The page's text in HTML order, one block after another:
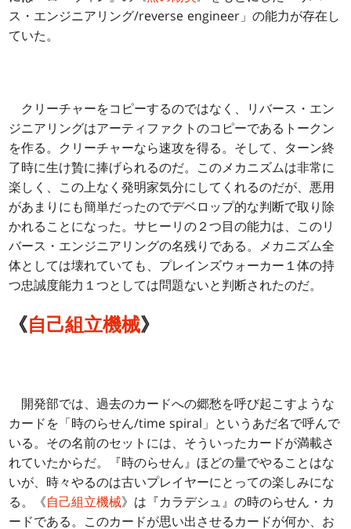
ス・エンジニアリング/reverse engineer」の能力が存在し
ていた。
クリーチャーをコピーするのではなく、リバース・エン
ジニアリングはアーティファクトのコピーであるトークン
を作る。クリーチャーなら速攻を得る。そして、ターン終
了時に生け贄に捧げられるのだ。このメカニズムは非常に
楽しく、この上なく発明家気分にしてくれるのだが、悪用
があまりにも簡単だったのでデベロップ的な判断で取り除
かれることになった。サヒーリの２つ目の能力は、このリ
バース・エンジニアリングの名残りである。メカニズム全
体としては壊れていても、プレインズウォーカー１体の持
つ忠誠度能力１つとしては問題ないと判断されたのだ。
《 自己組立機械》
開発部では、過去のカードへの郷愁を呼び起こすような
カードを「時のらせん/time spiral」というあだ名で呼んで
いる。その名前のセットには、そういったカードが満載さ
れていたからだ。『時のらせん』ほどの量でやることはな
いが、時々やるのは古いプレイヤーにとっての楽しみにな
る。《自己組立機械》は『カラデシュ』の時のらせん・カ
ードである。このカードが思い出させるカードが何か、お